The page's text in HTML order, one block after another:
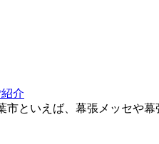
介
といえば、幕張メッセや